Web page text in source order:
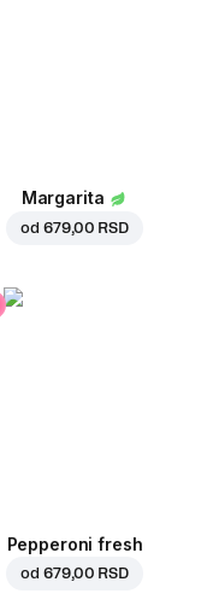
Margarita
od 679,00 RSD
Pepperoni fresh
od 679,00 RSD